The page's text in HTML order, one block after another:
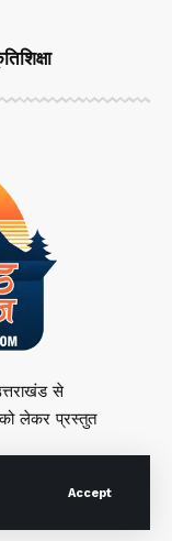
Accept
शिक्षा
से
लेकर प्रस्तुत